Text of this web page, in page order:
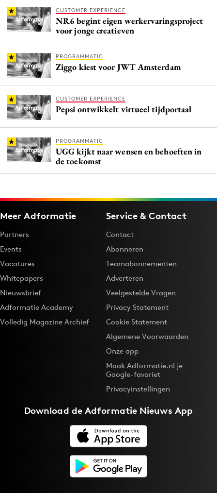
CUSTOMER EXPERIENCE
NR6 begint eigen werkervaringsproject
voor jonge creatieven
PROGRAMMATIC
Ziggo kiest voor JWT Amsterdam
CUSTOMER EXPERIENCE
Pepsi ontwikkelt virtueel tijdportaal
PROGRAMMATIC
UGG kijkt naar wensen en behoeften in
de toekomst
Meer Adformatie
Partners
Events
Vacatures
Whitepapers
Nieuwsbrief
Adformatie Academy
Volledig Magazine Archief
Service & Contact
Contact
Abonneren
Teamabonnementen
Adverteren
Veelgestelde Vragen
Privacy Statement
Cookie Statement
Algemene Voorwaarden
Onze app
Maak Adformatie.nl je
Google-favoriet
Privacyinstellingen
Download deAdformatie Nieuws App